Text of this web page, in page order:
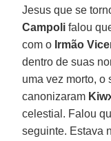
Jesus que se
Campoli falou
com o Irmão
dentro de suas
uma vez morto, o
canonizaram
celestial. Falou
seguinte. Estava